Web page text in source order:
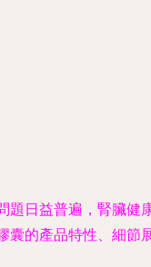
題日益普遍，腎臟
的產品特性、細節